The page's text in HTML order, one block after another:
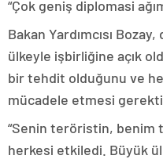
“Çok geniş diplomasi
Bakan Yardımcısı
ülkeyle işbirliğine açık
bir tehdit olduğunu ve
mücadele etmesi
“Senin teröristin, benim
herkesi etkiledi. Büyük